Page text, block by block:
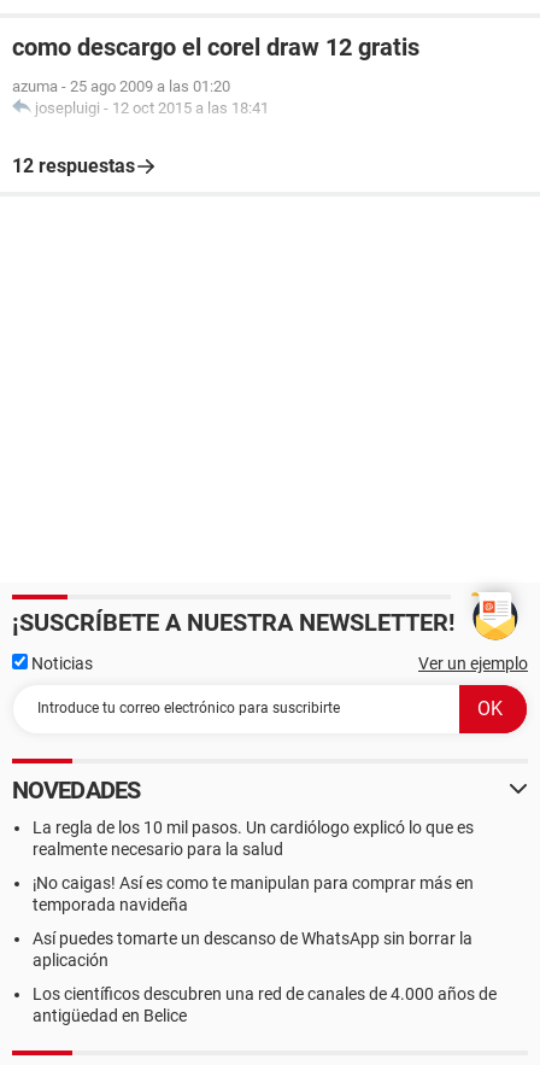
como descargo el corel draw 12 gratis
azuma - 25 ago 2009 a las 01:20
josepluigi - 12 oct 2015 a las 18:41
12 respuestas
¡SUSCRÍBETE A NUESTRA NEWSLETTER!
Noticias Ver un ejemplo
NOVEDADES
La regla de los 10 mil pasos. Un cardiólogo explicó lo que es
realmente necesario para la salud
¡No caigas! Así es como te manipulan para comprar más en
temporada navideña
Así puedes tomarte un descanso de WhatsApp sin borrar la
aplicación
Los científicos descubren una red de canales de 4.000 años de
antigüedad en Belice